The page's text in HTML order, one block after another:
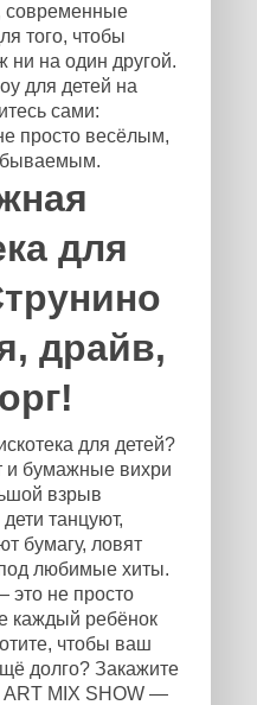
современные
того, чтобы
ни на один другой.
для детей на
сами:
просто весёлым,
для
драйв,
для детей?
и бумажные вихри
взрыв
танцуют,
бумагу, ловят
любимые хиты.
это не просто
каждый ребёнок
чтобы ваш
долго? Закажите
ART MIX SHOW —